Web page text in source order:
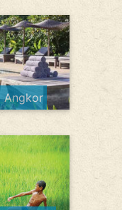
Angkor